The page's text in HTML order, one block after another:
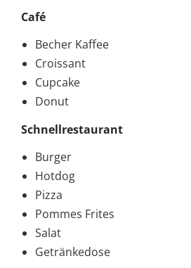
Café
Becher Kaffee
Croissant
Cupcake
Donut
Schnellrestaurant
Burger
Hotdog
Pizza
Pommes Frites
Salat
Getränkedose